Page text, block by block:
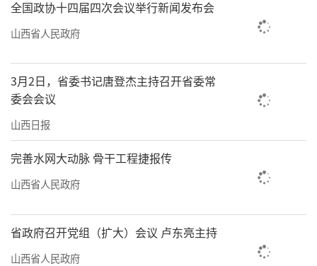
全国政协十四届四次会议举行新闻发布会
山西省人民政府
3月2日，省委书记唐登杰主持召开省委常
委会会议
山西日报
完善水网大动脉 骨干工程捷报传
山西省人民政府
省政府召开党组（扩大）会议 卢东亮主持
山西省人民政府